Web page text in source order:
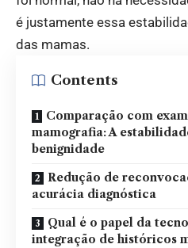
é justamente essa
das mamas.
Contents
Comparação com
mamografia: A
benignidade
Redução de
acurácia diagnóstica
Qual é o papel da
integração de históricos